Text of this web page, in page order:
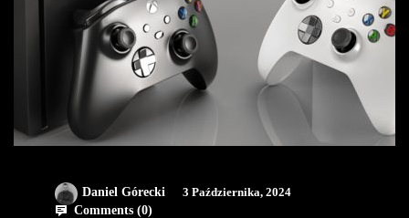
Daniel Górecki
3 Października, 2024
Comments (0)